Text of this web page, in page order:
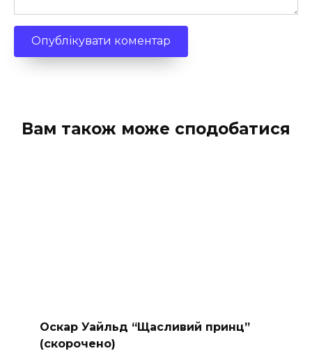
Вам також може сподобатися
Оскар Уайльд “Щасливий принц”
(скорочено)